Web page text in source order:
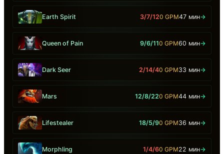
Earth Spirit 3/7/120 GPM47 мин→
Queen of Pain 9/6/110 GPM60 мин→
Dark Seer 2/14/40 GPM33 мин→
Mars 12/8/220 GPM44 мин→
Lifestealer 18/5/90 GPM36 мин→
Morphling 1/4/60 GPM22 мин→